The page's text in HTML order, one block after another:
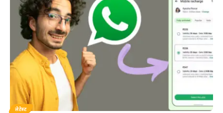
लेटेस्ट